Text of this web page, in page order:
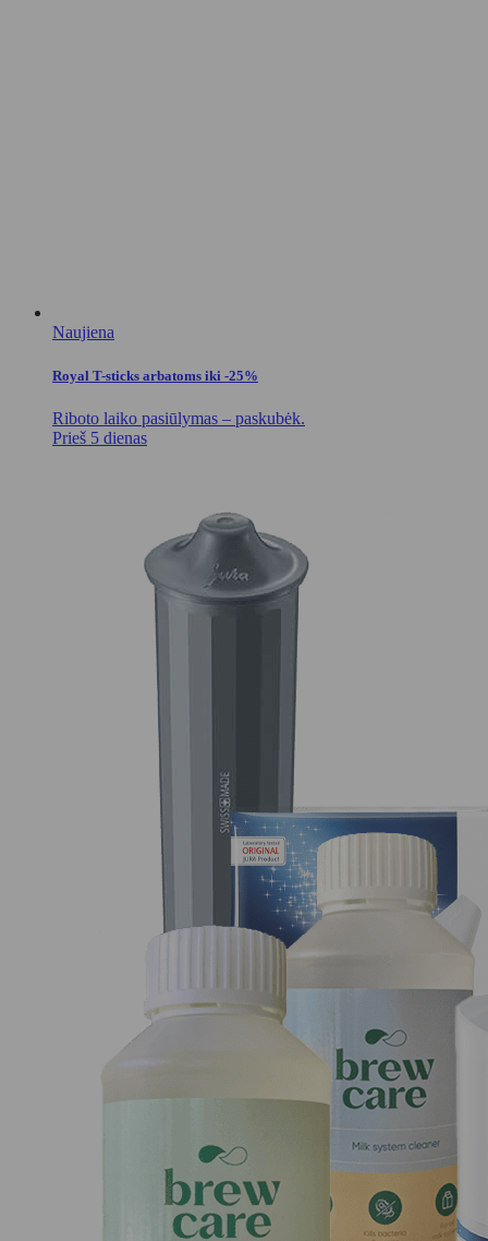
Naujiena
Royal T-sticks arbatoms iki -25%
Riboto laiko pasiūlymas – paskubėk.
Prieš 5 dienas